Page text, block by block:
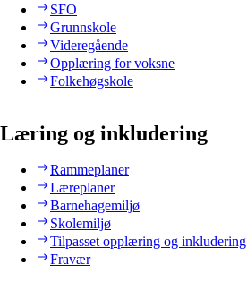
SFO
Grunnskole
Videregående
Opplæring for voksne
Folkehøgskole
Læring og inkludering
Rammeplaner
Læreplaner
Barnehagemiljø
Skolemiljø
Tilpasset opplæring og inkludering
Fravær